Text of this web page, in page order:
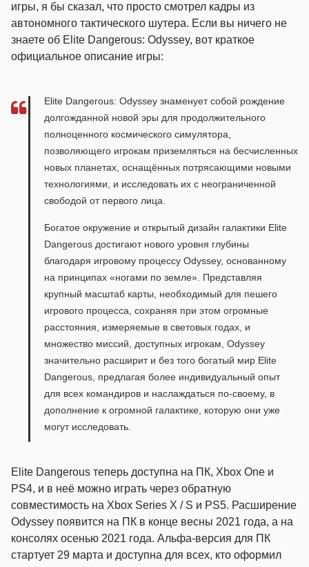
игры, я бы сказал, что просто смотрел кадры из
автономного тактического шутера. Если вы ничего не
знаете об Elite Dangerous: Odyssey, вот краткое
официальное описание игры:
Elite Dangerous: Odyssey знаменует собой рождение
долгожданной новой эры для продолжительного
полноценного космического симулятора,
позволяющего игрокам приземляться на бесчисленных
новых планетах, оснащённых потрясающими новыми
технологиями, и исследовать их с неограниченной
свободой от первого лица.
Богатое окружение и открытый дизайн галактики Elite
Dangerous достигают нового уровня глубины
благодаря игровому процессу Odyssey, основанному
на принципах «ногами по земле». Представляя
крупный масштаб карты, необходимый для пешего
игрового процесса, сохраняя при этом огромные
расстояния, измеряемые в световых годах, и
множество миссий, доступных игрокам, Odyssey
значительно расширит и без того богатый мир Elite
Dangerous, предлагая более индивидуальный опыт
для всех командиров и наслаждаться по-своему, в
дополнение к огромной галактике, которую они уже
могут исследовать.
Elite Dangerous теперь доступна на ПК, Xbox One и
PS4, и в неё можно играть через обратную
совместимость на Xbox Series X / S и PS5. Расширение
Odyssey появится на ПК в конце весны 2021 года, а на
консолях осенью 2021 года. Альфа-версия для ПК
стартует 29 марта и доступна для всех, кто оформил